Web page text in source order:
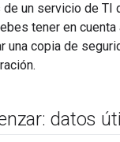
un servicio de TI
tener en
una copia de
datos